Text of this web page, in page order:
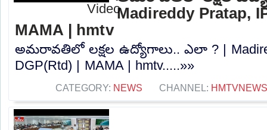
Madireddy Pratap,
MAMA | hmtv
అమరావతిలో లక్షల ఉద్యోగాలు.. ఎలా ? |
DGP(Rtd) | MAMA | hmtv.....»»
CATEGORY: NEWS CHANNEL: HMTVNEWS